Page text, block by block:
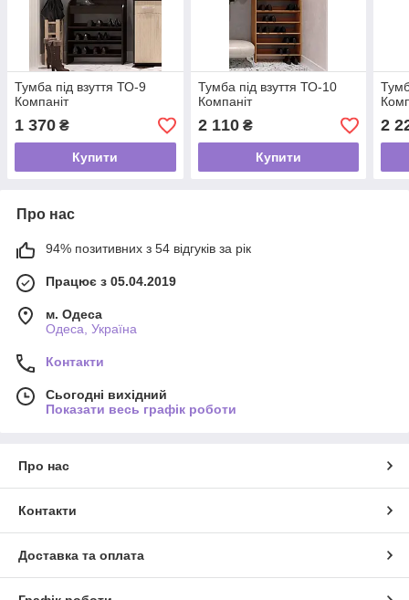
Тумба під взуття ТО-9
Компаніт
1 370 ₴
Купити
Тумба під взуття ТО-10
Компаніт
2 110₴
Купити
2
Про нас
94% позитивних з 54 відгуків за рік
Працює з 05.04.2019
м. Одеса
Одеса, Україна
Контакти
Сьогодні вихідний
Показати весь графік роботи
Про нас
Контакти
Доставка та оплата